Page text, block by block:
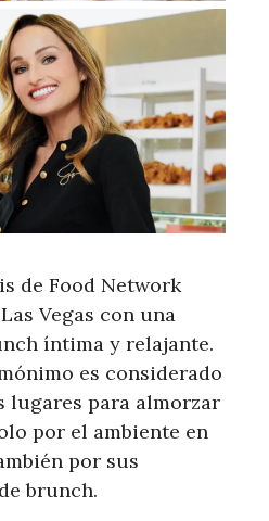
de Food Network
Vegas con una
íntima y relajante.
es considerado
lugares para almorzar
por el ambiente en
por sus
brunch.